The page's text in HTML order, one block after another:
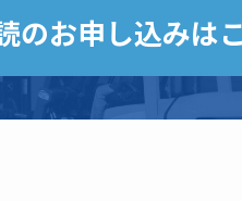
のお申し込みは